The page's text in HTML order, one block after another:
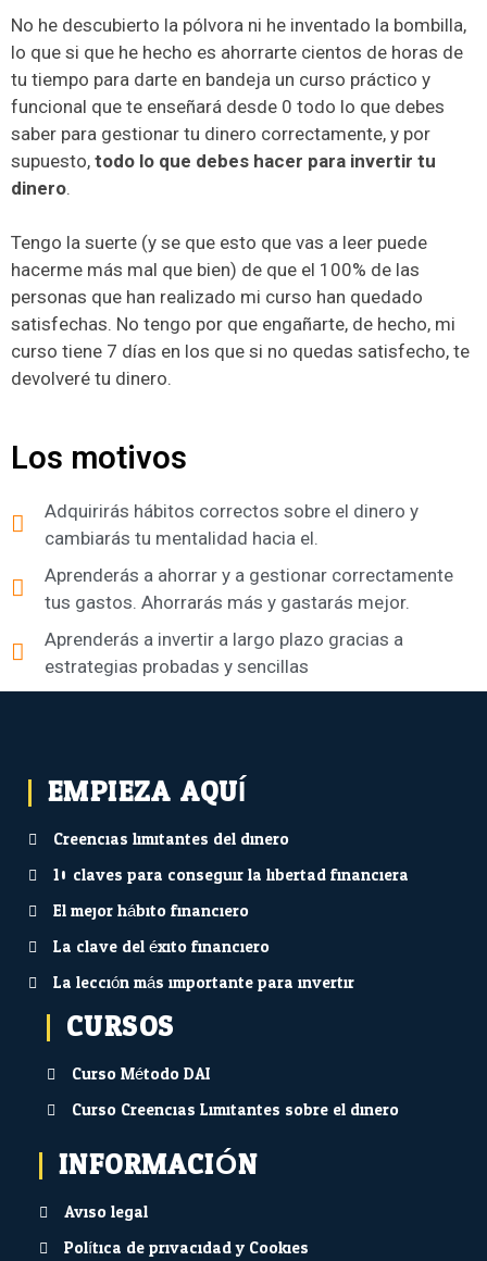
No he descubierto la pólvora ni he inventado la bombilla,
lo que si que he hecho es ahorrarte cientos de horas de
tu tiempo para darte en bandeja un curso práctico y
funcional que te enseñará desde 0 todo lo que debes
saber para gestionar tu dinero correctamente, y por
supuesto, todo lo que debes hacer para invertir tu
dinero.
Tengo la suerte (y se que esto que vas a leer puede
hacerme más mal que bien) de que el 100% de las
personas que han realizado mi curso han quedado
satisfechas. No tengo por que engañarte, de hecho, mi
curso tiene 7 días en los que si no quedas satisfecho, te
devolveré tu dinero.
Los motivos
Adquirirás hábitos correctos sobre el dinero y
cambiarás tu mentalidad hacia el.
Aprenderás a ahorrar y a gestionar correctamente
tus gastos. Ahorrarás más y gastarás mejor.
Aprenderás a invertir a largo plazo gracias a
estrategias probadas y sencillas
EMPIEZA AQUÍ...
Creencias limitantes del dinero
10 claves para conseguir la libertad financiera
El mejor hábito financiero
La clave del éxito financiero
La lección más importante para invertir
CURSOS
Curso Método DAI
Curso Creencias Limitantes sobre el dinero
INFORMACIÓN
Aviso legal
Política de privacidad y Cookies